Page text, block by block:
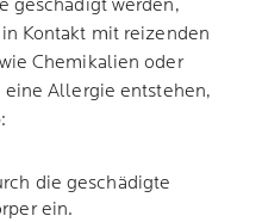
geschädigt werden,
Kontakt mit reizenden
Chemikalien oder
Allergie entstehen,
die geschädigte
ein.